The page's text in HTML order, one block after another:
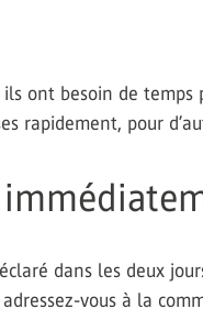
ils ont besoin de
rapidement, pour
dans les deux
vous à la